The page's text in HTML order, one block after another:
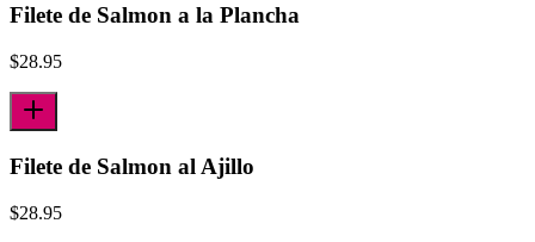
Filete de Salmon a la Plancha
$28.95
Filete de Salmon al Ajillo
$28.95